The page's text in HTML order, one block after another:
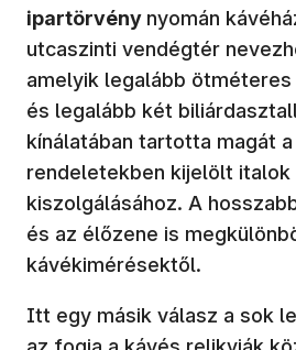
ipartörvény nyomán
utcaszinti vendégtér
amelyik legalább
és legalább két
kínálatában tartotta magát
rendeletekben kijelölt
kiszolgálásához. A
és az élőzene is
kávékimérésektől.
Itt egy másik válasz a sok